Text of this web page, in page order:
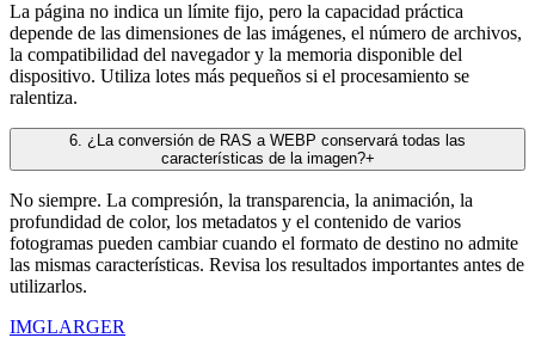
La página no indica un límite fijo, pero la capacidad práctica
depende de las dimensiones de las imágenes, el número de archivos,
la compatibilidad del navegador y la memoria disponible del
dispositivo. Utiliza lotes más pequeños si el procesamiento se
ralentiza.
6. ¿La conversión de RAS a WEBP conservará todas las
características de la imagen?+
No siempre. La compresión, la transparencia, la animación, la
profundidad de color, los metadatos y el contenido de varios
fotogramas pueden cambiar cuando el formato de destino no admite
las mismas características. Revisa los resultados importantes antes de
utilizarlos.
IMGLARGER